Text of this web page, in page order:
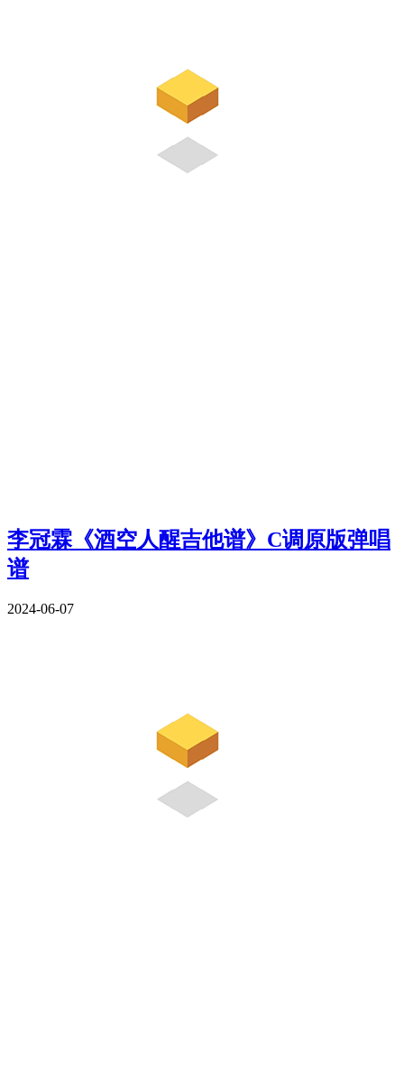
李冠霖《酒空人醒吉他谱》C调原版弹唱
谱
2024-06-07